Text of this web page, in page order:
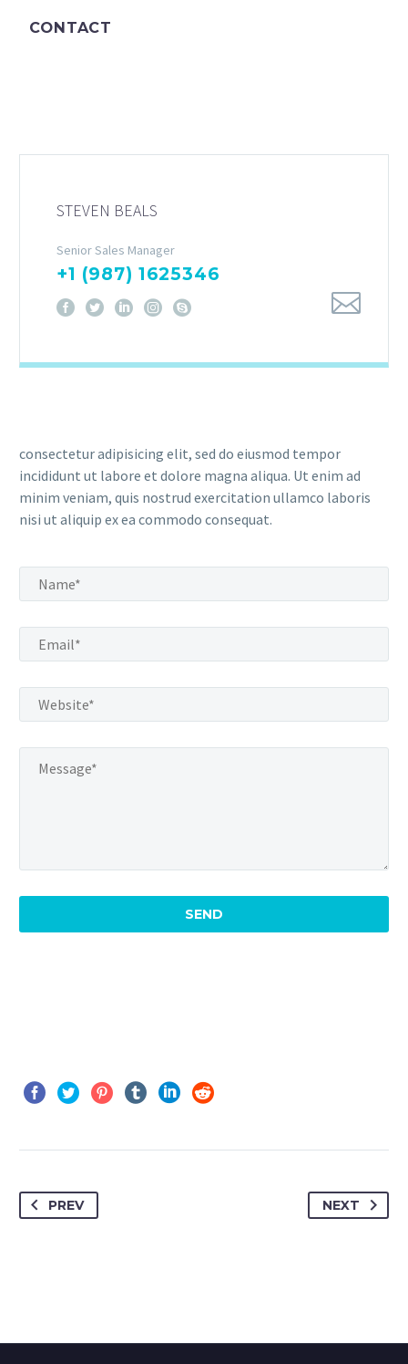
CONTACT
STEVEN BEALS
Senior Sales Manager
+1 (987) 1625346
consectetur adipisicing elit, sed do eiusmod tempor
incididunt ut labore et dolore magna aliqua. Ut enim ad
minim veniam, quis nostrud exercitation ullamco laboris
nisi ut aliquip ex ea commodo consequat.
PREV NEXT